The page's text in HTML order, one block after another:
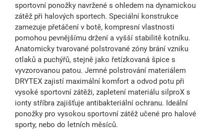
sportovní ponožky navržené s ohledem na dynamickou
zátěž při halových sportech. Speciální konstrukce
zamezuje přetáčení v botě, kompresní vlastnosti
pomohou pevnějšímu držení a vyšší stabilitě kotníku.
Anatomicky tvarované polstrované zóny brání vzniku
otlaků a puchýřů, stejně jako řetízkovaná špice s
vyvzorovanou patou. Jemné polstrování materiálem
DRYTEX zajistí maximální komfort a odvod potu při
vysoké sportovní zátěži, zapletení materiálu silproX s
ionty stříbra zajišťuje antibakteriální ochranu. Ideální
ponožky pro vysokou sportovní zátěž učené pro halové
sporty, nebo do letních měsíců.